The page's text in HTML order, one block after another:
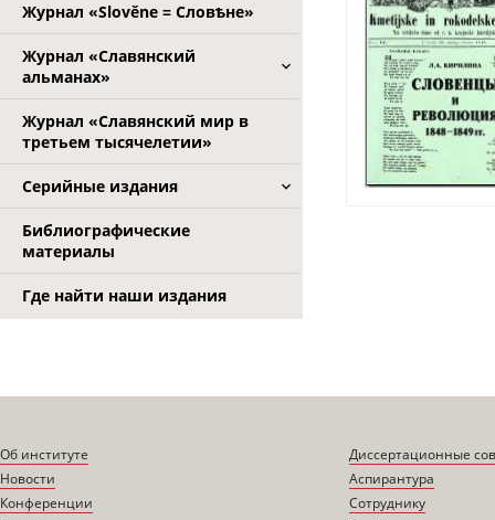
Журнал «Slověne = Словѣне»
Журнал «Славянский
альманах»
Журнал «Славянский мир в
третьем тысячелетии»
Серийные издания
Библиографические
материалы
Где найти наши издания
Об институте
Новости
Конференции
Диссертационные
Аспирантура
Сотруднику